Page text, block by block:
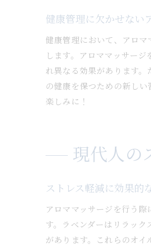
健康管理に欠かせない
健康管理において、アロ
します。アロママッサー
れ異なる効果があります
の健康を保つための新し
楽しみに！
現代人の
ストレス軽減に効果的
アロママッサージを行う
す。ラベンダーはリラッ
があります。これらのオ